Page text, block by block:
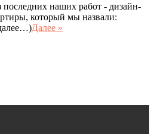
наших работ - дизайн-
который мы назвали:
Далее »